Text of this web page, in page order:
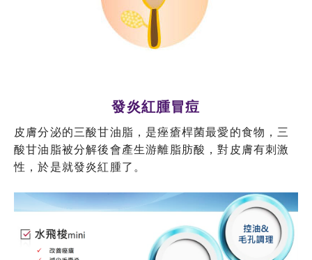
發炎紅腫冒痘
皮膚分泌的三酸甘油脂，是痤瘡桿菌最愛的食物，三
酸甘油脂被分解後會產生游離脂肪酸，對皮膚有刺激
性，於是就發炎紅腫了。